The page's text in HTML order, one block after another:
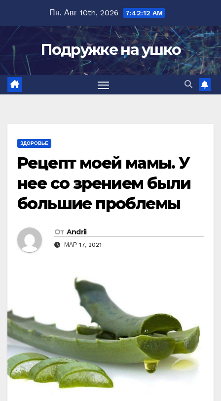
содержимому
Пн. Авг 10th, 2026 7:42:13 AM
Подружке на ушко
ЗДОРОВЬЕ
Рецепт моей мамы. У
нее со зрением были
большие проблемы
От Andrii
МАР 17, 2021